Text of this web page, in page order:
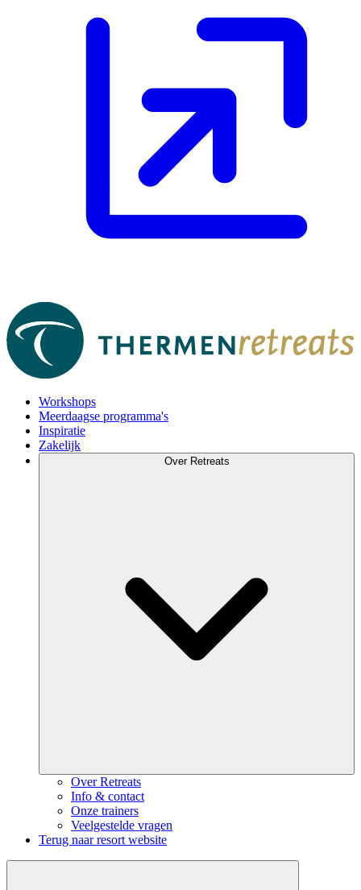
Workshops
Meerdaagse programma's
Inspiratie
Zakelijk
Over Retreats
Over Retreats
Info & contact
Onze trainers
Veelgestelde vragen
Terug naar resort website